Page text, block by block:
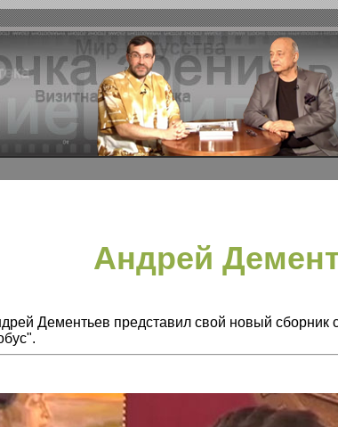
Андрей
Дементьев представил свой новый